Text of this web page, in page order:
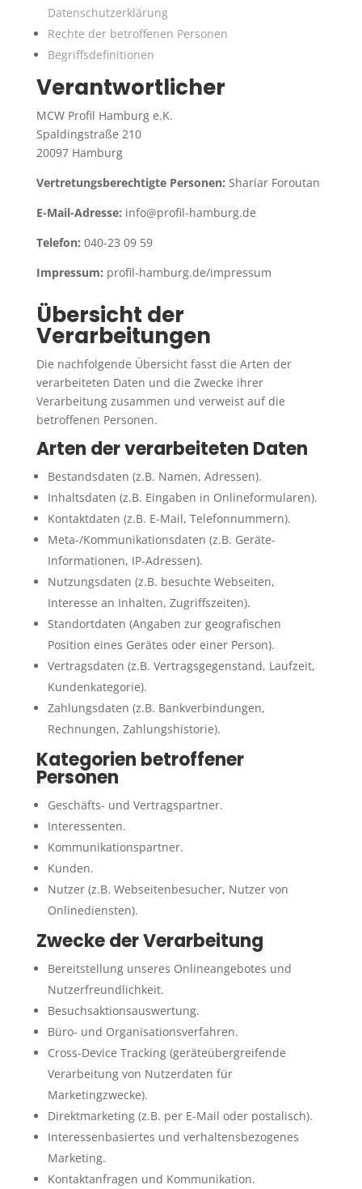
Datenschutzerklärung
Rechte der betroffenen Personen
Begriffsdefinitionen
Verantwortlicher
MCW Profil Hamburg e.K.
Spaldingstraße 210
20097 Hamburg
Vertretungsberechtigte Personen: Shariar Foroutan
E-Mail-Adresse: info@profil-hamburg.de
Telefon: 040-23 09 59
Impressum: profil-hamburg.de/impressum
Übersicht der
Verarbeitungen
Die nachfolgende Übersicht fasst die Arten der
verarbeiteten Daten und die Zwecke ihrer
Verarbeitung zusammen und verweist auf die
betroffenen Personen.
Arten der verarbeiteten Daten
Bestandsdaten (z.B. Namen, Adressen).
Inhaltsdaten (z.B. Eingaben in Onlineformularen).
Kontaktdaten (z.B. E-Mail, Telefonnummern).
Meta-/Kommunikationsdaten (z.B. Geräte-
Informationen, IP-Adressen).
Nutzungsdaten (z.B. besuchte Webseiten,
Interesse an Inhalten, Zugriffszeiten).
Standortdaten (Angaben zur geografischen
Position eines Gerätes oder einer Person).
Vertragsdaten (z.B. Vertragsgegenstand, Laufzeit,
Kundenkategorie).
Zahlungsdaten (z.B. Bankverbindungen,
Rechnungen, Zahlungshistorie).
Kategorien betroffener
Personen
Geschäfts- und Vertragspartner.
Interessenten.
Kommunikationspartner.
Kunden.
Nutzer (z.B. Webseitenbesucher, Nutzer von
Onlinediensten).
Zwecke der Verarbeitung
Bereitstellung unseres Onlineangebotes und
Nutzerfreundlichkeit.
Besuchsaktionsauswertung.
Büro- und Organisationsverfahren.
Cross-Device Tracking (geräteübergreifende
Verarbeitung von Nutzerdaten für
Marketingzwecke).
Direktmarketing (z.B. per E-Mail oder postalisch).
Interessenbasiertes und verhaltensbezogenes
Marketing.
Kontaktanfragen und Kommunikation.